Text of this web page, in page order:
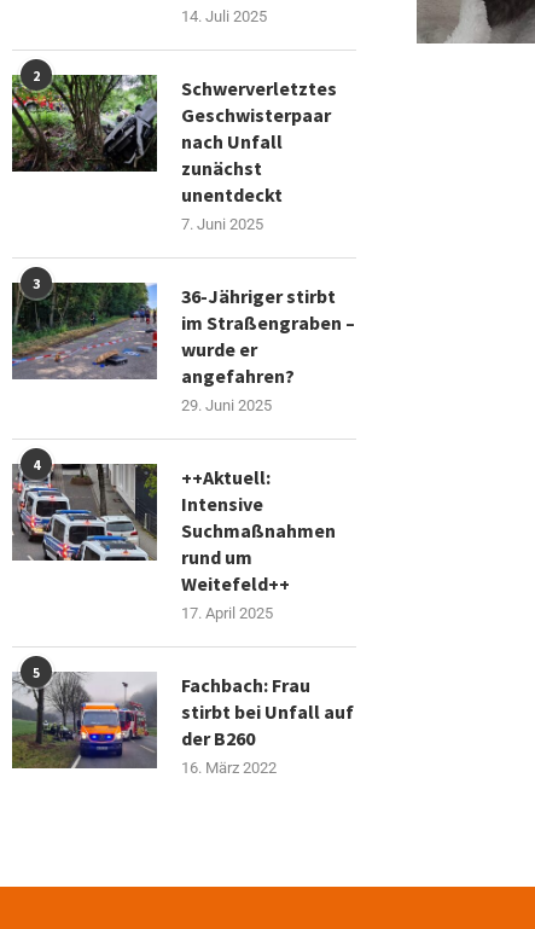
14. Juli 2025
2
Schwerverletztes
Geschwisterpaar
nach Unfall
zunächst
unentdeckt
7. Juni 2025
3
36-Jähriger stirbt
im Straßengraben –
wurde er
angefahren?
29. Juni 2025
4
++Aktuell:
Intensive
Suchmaßnahmen
rund um
Weitefeld++
17. April 2025
5
Fachbach: Frau
stirbt bei Unfall auf
der B260
16. März 2022